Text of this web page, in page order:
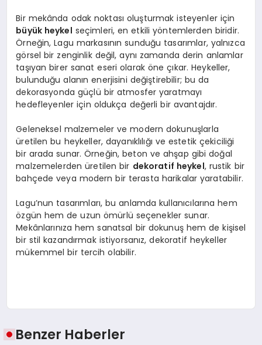
Bir mekânda odak noktası oluşturmak isteyenler için
büyük heykel seçimleri, en etkili yöntemlerden biridir.
Örneğin, Lagu markasının sunduğu tasarımlar, yalnızca
görsel bir zenginlik değil, aynı zamanda derin anlamlar
taşıyan birer sanat eseri olarak öne çıkar. Heykeller,
bulunduğu alanın enerjisini değiştirebilir; bu da
dekorasyonda güçlü bir atmosfer yaratmayı
hedefleyenler için oldukça değerli bir avantajdır.
Geleneksel malzemeler ve modern dokunuşlarla
üretilen bu heykeller, dayanıklılığı ve estetik çekiciliği
bir arada sunar. Örneğin, beton ve ahşap gibi doğal
malzemelerden üretilen bir dekoratif heykel, rustik bir
bahçede veya modern bir terasta harikalar yaratabilir.
Lagu’nun tasarımları, bu anlamda kullanıcılarına hem
özgün hem de uzun ömürlü seçenekler sunar.
Mekânlarınıza hem sanatsal bir dokunuş hem de kişisel
bir stil kazandırmak istiyorsanız, dekoratif heykeller
mükemmel bir tercih olabilir.
Benzer Haberler